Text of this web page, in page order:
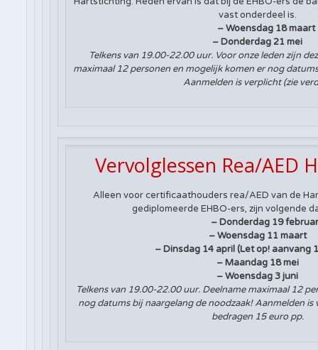
vast onderdeel is.
– Woensdag 18 maart
– Donderdag 21 mei
Telkens van 19.00-22.00 uur. Voor onze leden zijn
maximaal 12 personen en mogelijk komen er nog
Aanmelden is verplicht (zie
Vervolglessen Rea/AED
Alleen voor certificaathouders rea/AED van de
gediplomeerde EHBO-ers, zijn volgende
– Donderdag 19
– Woensdag 11 maart
– Dinsdag 14 april (Let op! aanvang
– Maandag 18 mei
– Woensdag 3 juni
Telkens van 19.00-22.00 uur. Deelname maximaal 12
nog datums bij naargelang de noodzaak! Aanmelden is
bedragen 15 euro pp.